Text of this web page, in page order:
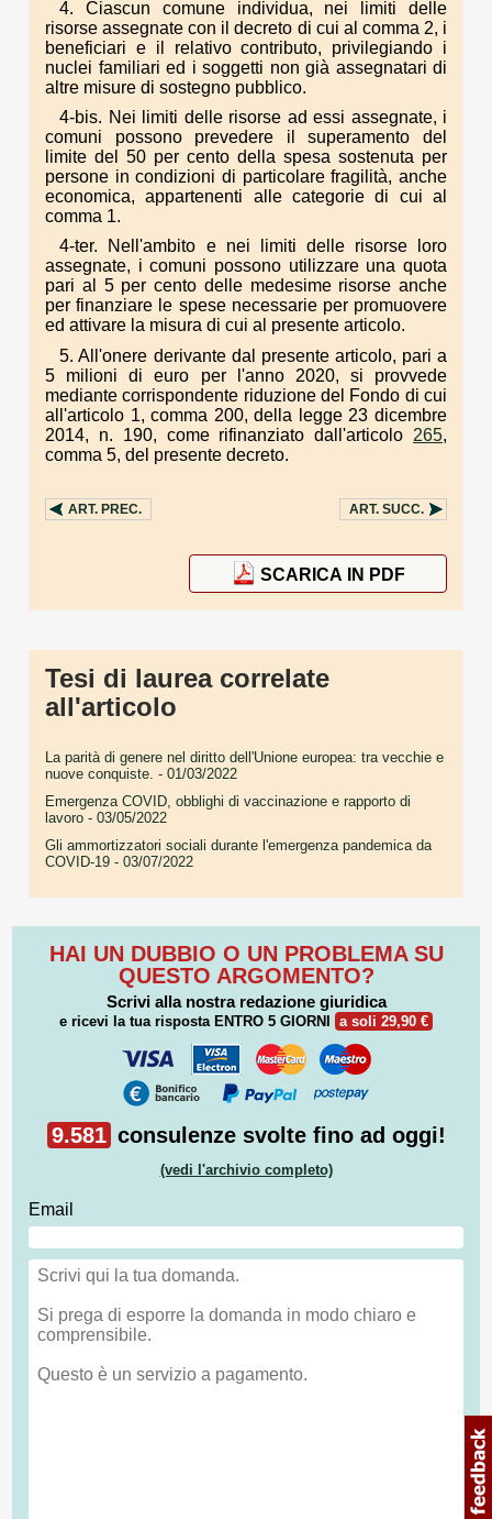
4. Ciascun comune individua, nei limiti delle
risorse assegnate con il decreto di cui al comma 2, i
beneficiari e il relativo contributo, privilegiando i
nuclei familiari ed i soggetti non già assegnatari di
altre misure di sostegno pubblico.
4-bis. Nei limiti delle risorse ad essi assegnate, i
comuni possono prevedere il superamento del
limite del 50 per cento della spesa sostenuta per
persone in condizioni di particolare fragilità, anche
economica, appartenenti alle categorie di cui al
comma 1.
4-ter. Nell'ambito e nei limiti delle risorse loro
assegnate, i comuni possono utilizzare una quota
pari al 5 per cento delle medesime risorse anche
per finanziare le spese necessarie per promuovere
ed attivare la misura di cui al presente articolo.
5. All'onere derivante dal presente articolo, pari a
5 milioni di euro per l'anno 2020, si provvede
mediante corrispondente riduzione del Fondo di cui
all'articolo 1, comma 200, della legge 23 dicembre
2014, n. 190, come rifinanziato dall'articolo 265,
comma 5, del presente decreto.
ART. PREC. ART. SUCC.
SCARICA IN PDF
Tesi di laurea correlate
all'articolo
La parità di genere nel diritto dell'Unione europea: tra vecchie e
nuove conquiste. - 01/03/2022
Emergenza COVID, obblighi di vaccinazione e rapporto di
lavoro - 03/05/2022
Gli ammortizzatori sociali durante l'emergenza pandemica da
COVID-19 - 03/07/2022
HAI UN DUBBIO O UN PROBLEMA SU
QUESTO ARGOMENTO?
Scrivi alla nostra redazione giuridica
e ricevi la tua risposta ENTRO 5 GIORNI a soli 29,90 €
9.581 consulenze svolte fino ad oggi!
(vedi l'archivio completo)
Email